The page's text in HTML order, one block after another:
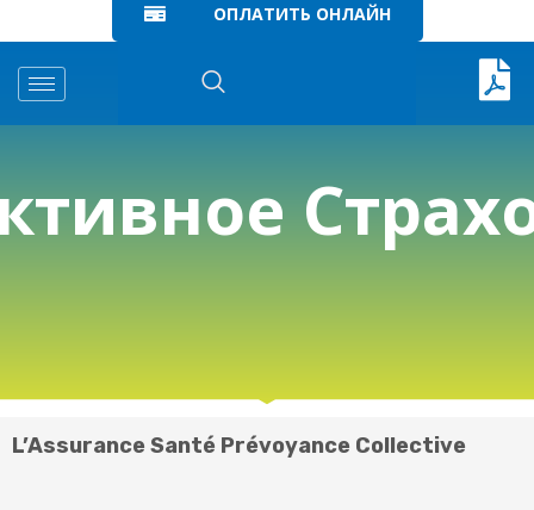
ОПЛАТИТЬ ОНЛАЙН
L’Assurance Santé Prévoyance Collective